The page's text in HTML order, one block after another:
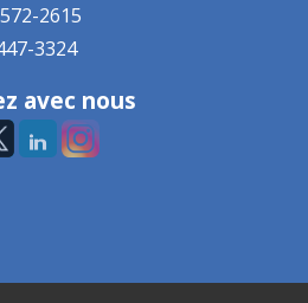
2615
3324
avec nous